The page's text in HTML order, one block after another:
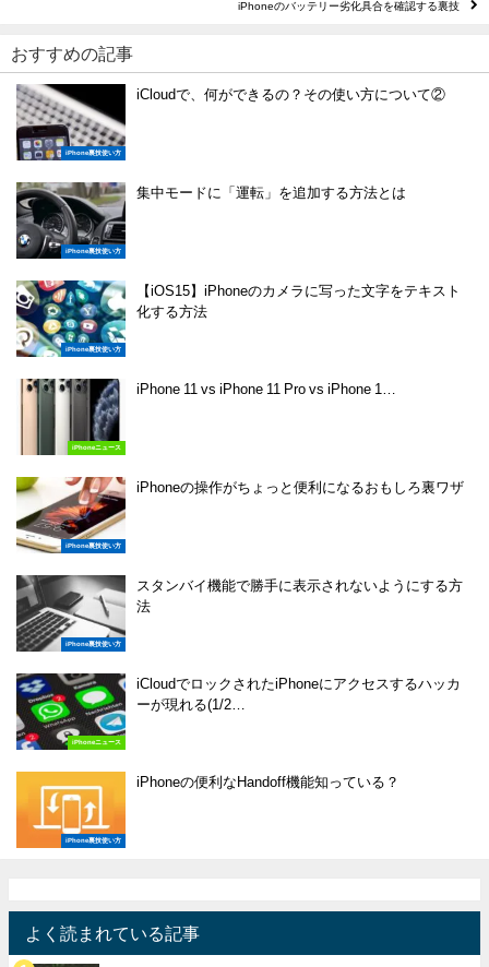
iPhoneのバッテリー劣化具合を確認する裏技
おすすめの記事
iPhone裏技使い方
iCloudで、何ができるの？その使い方について②
iPhone裏技使い方
集中モードに「運転」を追加する方法とは
iPhone裏技使い方
【iOS15】iPhoneのカメラに写った文字をテキスト
化する方法
iPhoneニュース
iPhone 11 vs iPhone 11 Pro vs iPhone 1…
iPhone裏技使い方
iPhoneの操作がちょっと便利になるおもしろ裏ワザ
iPhone裏技使い方
スタンバイ機能で勝手に表示されないようにする方
法
iPhoneニュース
iCloudでロックされたiPhoneにアクセスするハッカ
ーが現れる(1/2…
iPhone裏技使い方
iPhoneの便利なHandoff機能知っている？
よく読まれている記事